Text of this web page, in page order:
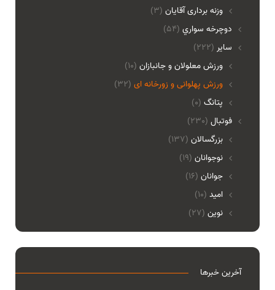
وزنه برداری آقایان (3)
(54) دوچرخه سواري
(222) ساير
ورزش معلولان و جانبازان (10)
ورزش پهلوانی و زورخانه ای (32)
پتانگ (0)
(230) فوتبال
بزرگسالان (137)
نوجوانان (19)
جوانان (16)
امید (10)
نوین (27)
آخرین خبرها